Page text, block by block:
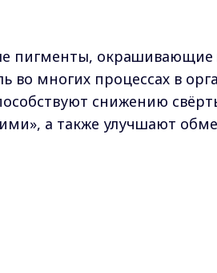
пигменты, окрашивающие
во многих процессах в
снижению
а также улучшают